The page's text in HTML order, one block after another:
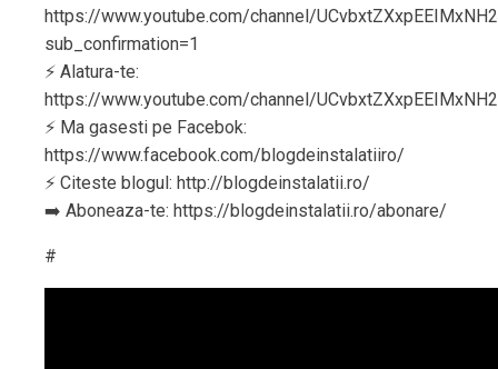
https://www.youtube.com/channel/
sub_confirmation=1
⚡️ Alatura-te:
https://www.youtube.com/channel/
⚡️ Ma gasesti pe Facebok:
https://www.facebook.com/blogdeinstalatiiro/
⚡️ Citeste blogul: http://blogdeinstalatii.ro/
➡️ Aboneaza-te: https://blogdeinstalatii.ro/abonare/
#